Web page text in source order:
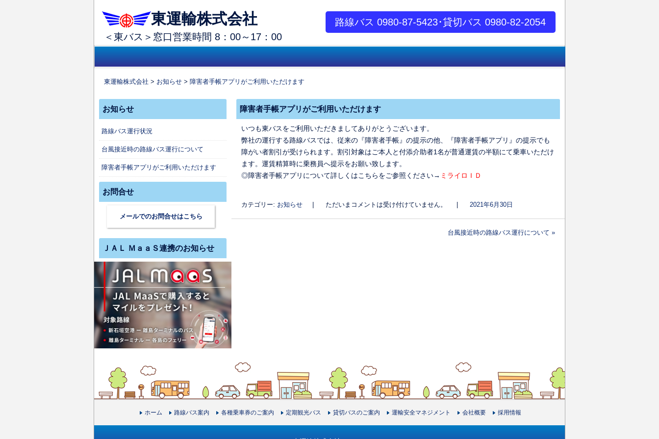
東運輸株式会社
＜東バス＞窓口営業時間 8：00～17：00
路線バス 0980-87-5423･貸切バス 0980-82-2054
ン
テ
移
動
東運輸株式会社 > お知らせ > 障害者手帳アプリがご利用いただけます
障害者手帳アプリがご利用いただけます
いつも東バスをご利用いただきましてありがとうございます。
弊社の運行する路線バスでは、従来の『障害者手帳』の提示の他、『障害者手帳アプリ』の提示でも
障がい者割引が受けられます。割引対象はご本人と付添介助者1名が普通運賃の半額にて乗車いただけ
ます。運賃精算時に乗務員へ提示をお願い致します。
◎障害者手帳アプリについて詳しくはこちらをご参照ください→ ミライロＩＤ
カテゴリー: お知らせ ただいまコメントは受け付けていません。 2021年6月30日
台風接近時の路線バス運行について »
お知らせ
路線バス運行状況
台風接近時の路線バス運行について
障害者手帳アプリがご利用いただけます
お問合せ
メールでのお問合せはこちら
ＪＡＬ ＭａａＳ連携のお知らせ
ホーム 路線バス案内 各種乗車券のご案内 定期観光バス 貸切バスのご案内 運輸安全マネジメント 会社概要 採用情報